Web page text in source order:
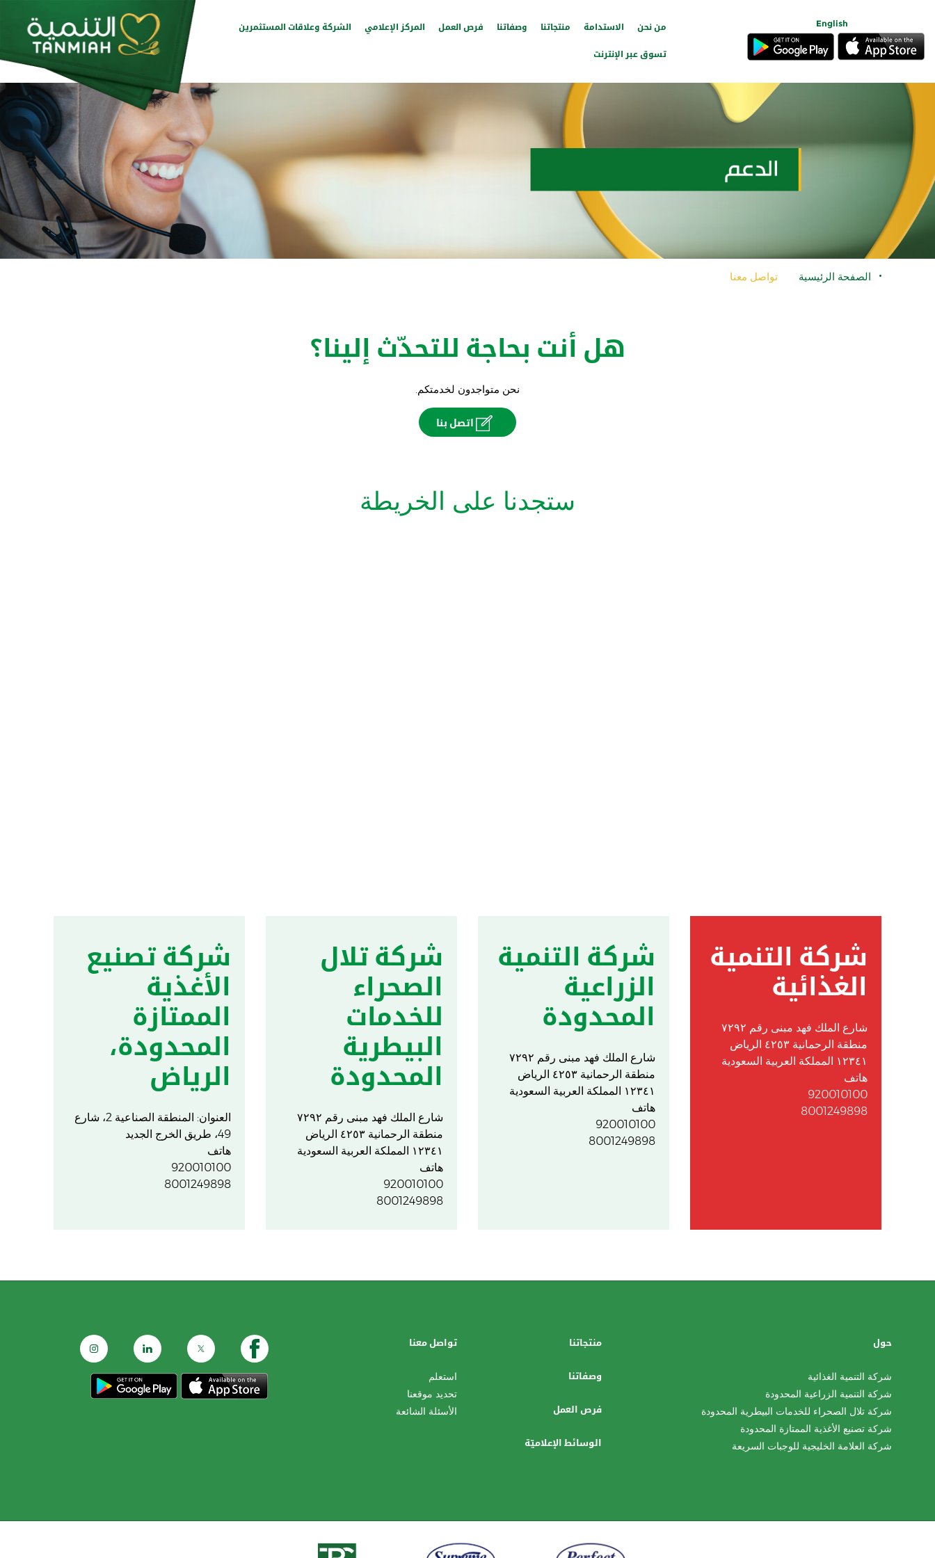
من نحن الاستدامة منتجاتنا وصفاتنا فرص العمل المركز الإعلامي الشركة وعلاقات المستثمرين
تسوق عبر الإنترنت
English
الصفحة الرئيسية تواصل معنا
هل أنت بحاجة للتحدّث إلينا؟
نحن متواجدون لخدمتكم.
اتصل بنا
ستجدنا على الخريطة
شركة التنمية
الغذائية
شارع الملك فهد مبنى رقم ٧٢٩٢
منطقة الرحمانية ٤٢٥٣ الرياض
١٢٣٤١ المملكة العربية السعودية
هاتف
920010100
8001249898
شركة التنمية
الزراعية
المحدودة
شارع الملك فهد مبنى رقم ٧٢٩٢
منطقة الرحمانية ٤٢٥٣ الرياض
١٢٣٤١ المملكة العربية السعودية
هاتف
920010100
8001249898
شركة تلال
الصحراء
للخدمات
البيطرية
المحدودة
شارع الملك فهد مبنى رقم ٧٢٩٢
منطقة الرحمانية ٤٢٥٣ الرياض
١٢٣٤١ المملكة العربية السعودية
هاتف
920010100
8001249898
شركة تصنيع
الأغذية
الممتازة
المحدودة،
الرياض
العنوان: المنطقة الصناعية 2، شارع
49، طريق الخرج الجديد
هاتف
920010100
8001249898
حول
شركة التنمية الغذائية
شركة التنمية الزراعية المحدودة
شركة تلال الصحراء للخدمات البيطرية المحدودة
شركة تصنيع الأغذية الممتازة المحدودة
شركة العلامة الخليجية للوجبات السريعة
منتجاتنا
وصفاتنا
فرص العمل
الوسائط الإعلاميّة
تواصل معنا
استعلم
تحديد موقعنا
الأسئلة الشائعة